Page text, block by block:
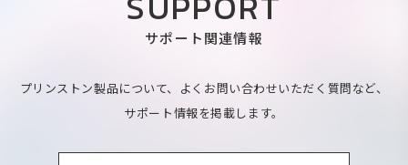
サポート関連情報
プリンストン製品について、よくお問い合わせいただく質問など、
サポート情報を掲載します。